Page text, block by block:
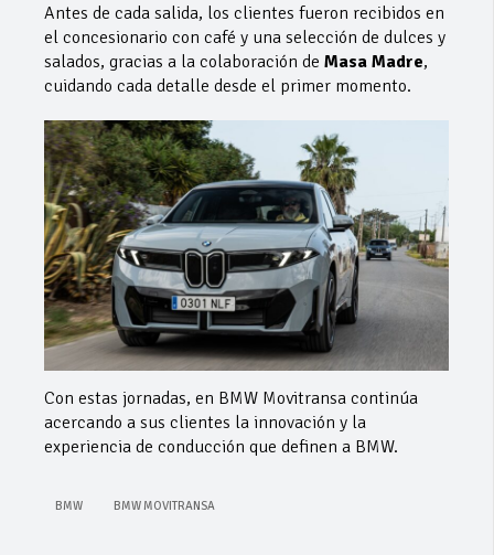
Antes de cada salida, los clientes fueron recibidos en
el concesionario con café y una selección de dulces y
salados, gracias a la colaboración de Masa Madre,
cuidando cada detalle desde el primer momento.
Con estas jornadas, en BMW Movitransa continúa
acercando a sus clientes la innovación y la
experiencia de conducción que definen a BMW.
BMW BMW MOVITRANSA